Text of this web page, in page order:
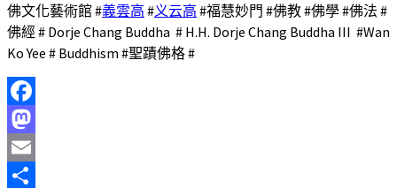
佛文化藝術館 #義雲高 #义云高 #福慧妙門 #佛教 #佛學 #佛法 #
佛經 # Dorje Chang Buddha # H.H. Dorje Chang Buddha III #Wan
Ko Yee # Buddhism #聖蹟佛格 #
Facebook
Mastodon
Email